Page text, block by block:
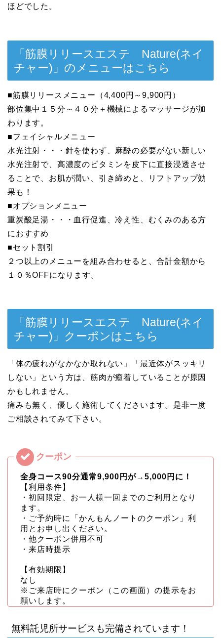
ほどでした。
「筋膜リリースエステ Nature(ネイ
チャー)」のメニューはこちら
■筋膜リリースメニュー（4,400円～9,900円）
部位集中１５分～４０分＋機械によるマッサージが加
わります。
■フェイシャルメニュー
水光注射・・・針を使わず、麻酔の必要がない新しい
水光注射で、高濃度のビタミンを皮下に直接浸透させ
ることで、お肌が潤い、引き締めと、リフトアップ効
果も！
■オプションメニュー
重炭酸足湯・・・血行促進、冷え性、むくみのある方
におすすめ
■セット割引
２つ以上のメニューを組み合わせると、合計金額から
１０％OFFになります。
「筋膜リリースエステ Nature(ネイ
チャー)」クーポンはこちら
「体の疲れがなかなか取れない」「最近体がスッキリ
しない」という方は、筋肉が癒着していることが原因
かもしれません。
痛みも無く、優しく施術してくださいます。是非一度
ご相談されてみて下さい。
全身コース90分通常9,900円が→5,000円に！
【利用条件】
・初回限定、お一人様一回までのご利用となり
ます。
・ご予約時に「かんもんノートのクーポン」利
用とお申し出ください。
・他クーポン併用不可
・来店時提示
【有効期限】
なし
※ご来店時にクーポン（この画面）の提示をお
願いします。
無料託児所サービスも完備されています！